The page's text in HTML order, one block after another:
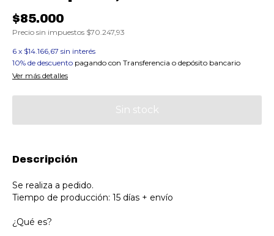
$85.000
Precio sin impuestos $70.247,93
6 x $14.166,67 sin interés
10% de descuento pagando con Transferencia o depósito bancario
Ver más detalles
Descripción
Se realiza a pedido.
Tiempo de producción: 15 días + envío
¿Qué es?